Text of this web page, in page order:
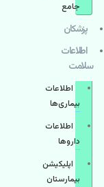
جامع
پزشكان
اطلاعات
سلامت
اطلاعات
بیماری‌ها
اطلاعات
دارو‌ها
اپليكيشن
بيمارستان